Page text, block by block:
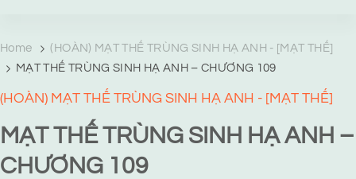
Home
(HOÀN) MẠT THẾ TRÙNG SINH HẠ ANH - [MẠT THẾ]
MẠT THẾ TRÙNG SINH HẠ ANH – CHƯƠNG 109
(HOÀN) MẠT THẾ TRÙNG SINH HẠ ANH - [MẠT THẾ]
MẠT THẾ TRÙNG SINH HẠ ANH –
CHƯƠNG 109